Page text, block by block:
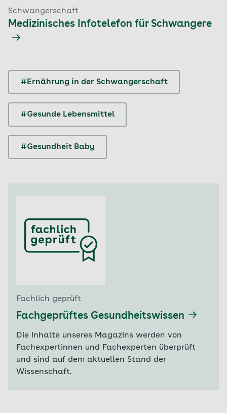
Schwangerschaft
Medizinisches Infotelefon für Schwangere
#Ernährung in der Schwangerschaft
#Gesunde Lebensmittel
#Gesundheit Baby
Fachlich geprüft
Fachgeprüftes Gesundheitswissen
Die Inhalte unseres Magazins werden von
Fachexpertinnen und Fachexperten überprüft
und sind auf dem aktuellen Stand der
Wissenschaft.